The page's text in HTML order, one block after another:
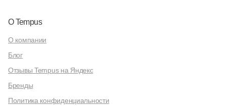
О Tempus
О компании
Блог
Отзывы Tempus на Яндекс
Бренды
Политика конфиденциальности